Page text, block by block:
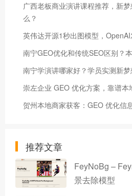
广西老板商业演讲课程推荐，新
么？
英伟达开源1秒出图模型，
南宁GEO优化和传统SEO区别？
南宁学演讲哪家好？学员实测新
崇左企业 GEO 优化方案，靠谱
贺州本地商家获客：GEO 优化信
推荐文章
FeyNoBg –
景去除模型